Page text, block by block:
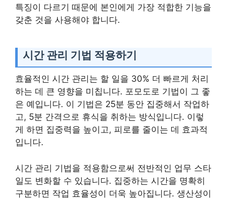
특징이 다르기 때문에 본인에게 가장 적합한 기능을
갖춘 것을 사용해야 합니다.
시간 관리 기법 적용하기
효율적인 시간 관리는 할 일을 30% 더 빠르게 처리
하는 데 큰 영향을 미칩니다. 포모도로 기법이 그 좋
은 예입니다. 이 기법은 25분 동안 집중해서 작업하
고, 5분 간격으로 휴식을 취하는 방식입니다. 이렇
게 하면 집중력을 높이고, 피로를 줄이는 데 효과적
입니다.
시간 관리 기법을 적용함으로써 전반적인 업무 스타
일도 변화할 수 있습니다. 집중하는 시간을 명확히
구분하면 작업 효율성이 더욱 높아집니다. 생산성이